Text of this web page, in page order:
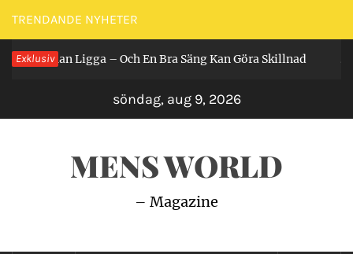
Hoppa
till
innehåll
TRENDANDE NYHETER
Exklusiv
Får Man Ligga – Och En Bra Säng Kan Göra Skillnad
söndag, aug 9, 2026
MENS WORLD
– Magazine